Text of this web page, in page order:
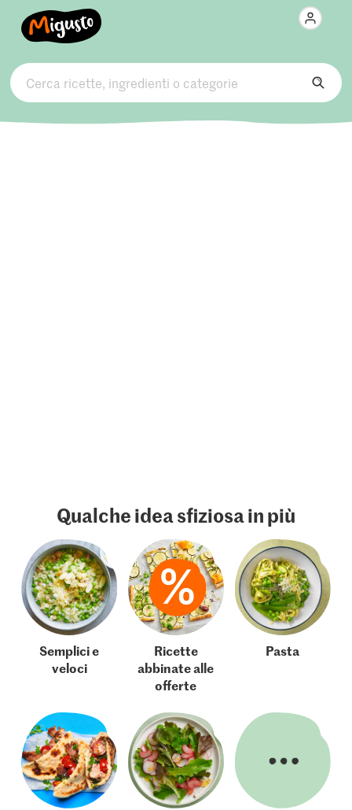
Qualche idea sfiziosa in più
Semplici e
veloci
Ricette
abbinate alle
offerte
Pasta